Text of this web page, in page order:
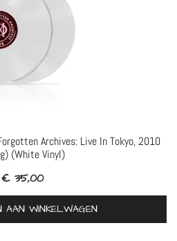
Archives: Live In Tokyo, 2010
(White Vinyl)
€35,00
AAN WINKELWAGEN